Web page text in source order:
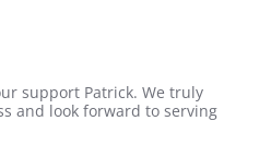
support Patrick. We truly
and look forward to serving